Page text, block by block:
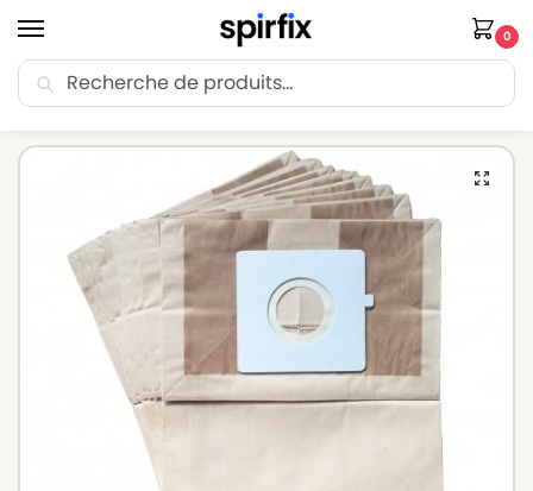
0
🚚 Livraison Point Relais offerte dès 30€ d’achat.